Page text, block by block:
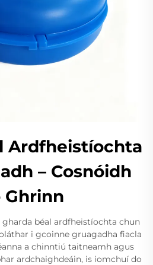
Ardfheistíochta
– Cosnóidh
Ghrinn
béal ardfheistíochta chun
i gcoinne gruagadha fiacla
a chinntiú taitneamh agus
ardchaighdeáin, is iomchuí do